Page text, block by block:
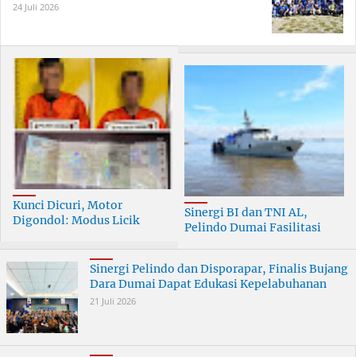
24 Juli 2026
Kunci Dicuri, Motor
Digondol: Modus Licik
Terungkap
Sinergi BI dan TNI AL,
Pelindo Dumai Fasilitasi
Sinergi Pelindo dan Disporapar, Finalis Bujang
Dara Dumai Dapat Edukasi Kepelabuhanan
21 Juli 2026